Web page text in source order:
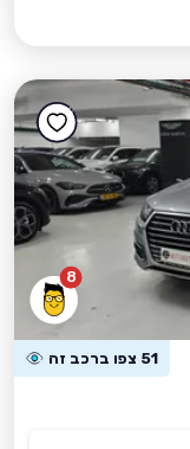
8
51 צפו ברכב זה